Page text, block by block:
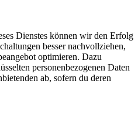
Dienstes können wir den Erfolg
besser nachvollziehen,
optimieren. Dazu
personenbezogenen Daten
ab, sofern du deren